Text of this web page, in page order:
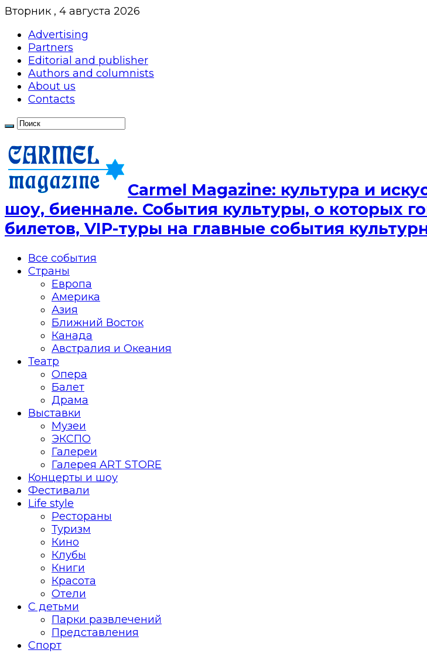
Вторник , 4 августа 2026
Advertising
Partners
Editorial and publisher
Authors and columnists
About us
Contacts
Сarmel Magazine: культура и
шоу, биеннале. События культуры, о которых
билетов, VIP-туры на главные события
Все события
Страны
Европа
Америка
Азия
Ближний Восток
Канада
Австралия и Океания
Театр
Опера
Балет
Драма
Выставки
Музеи
ЭКСПО
Галереи
Галерея ART STORE
Концерты и шоу
Фестивали
Life style
Рестораны
Туризм
Кино
Клубы
Книги
Красота
Отели
С детьми
Парки развлечений
Представления
Спорт